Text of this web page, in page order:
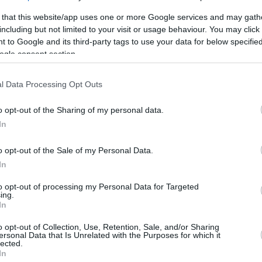
that this website/app uses one or more Google services and may
but not limited to your visit or usage behaviour. You may
to Google and its third-party tags to use your data for below
consent section.
Data Processing Opt Outs
opt-out of the Sharing of my personal data.
opt-out of the Sale of my Personal Data.
opt-out of processing my Personal Data for Targeted
opt-out of Collection, Use, Retention, Sale, and/or Sharing
Data that Is Unrelated with the Purposes for which it
By Eurohoops team /
info@eurohoops.net
Saison in der zweiten regionalen
– dies
aber wie es scheint – war sein Rücktritt noch
als Projekt mit ehemaligen
Novi Sad, sowie der amerikanischen